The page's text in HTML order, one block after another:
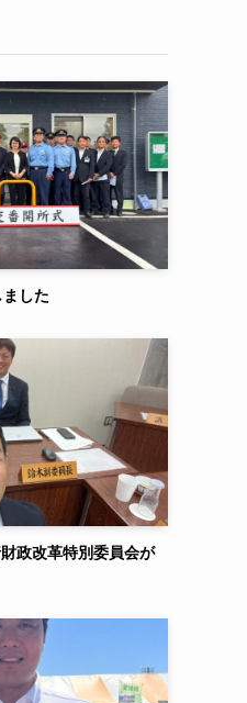
した
政改革特別委員会が